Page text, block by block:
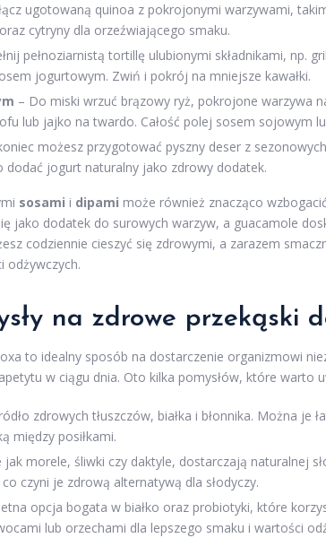
ugotowaną quinoa z pokrojonymi warzywami,
cytryny dla orzeźwiającego smaku.
pełnoziarnistą tortillę ulubionymi składnikami, np.
jogurtowym. Zwiń i pokrój na mniejsze kawałki.
– Do miski wrzuć brązowy ryż, pokrojone warzywa
lub jajko na twardo. Całość polej sosem sojowym
możesz przygotować pyszny deser z
dodać jogurt naturalny jako zdrowy dodatek.
sosami i dipami może również znacząco
jako dodatek do surowych warzyw, a guacamole
codziennie cieszyć się zdrowymi, a zarazem
odżywczych.
na zdrowe przekąski
to idealny sposób na dostarczenie organizmowi
w ciągu dnia. Oto kilka pomysłów, które warto
zdrowych tłuszczów, białka i błonnika. Można je
między posiłkami.
jak morele, śliwki czy daktyle, dostarczają naturalnej
czyni je zdrową alternatywą dla słodyczy.
opcja bogata w białko oraz probiotyki, które
lub orzechami dla lepszego smaku i wartości